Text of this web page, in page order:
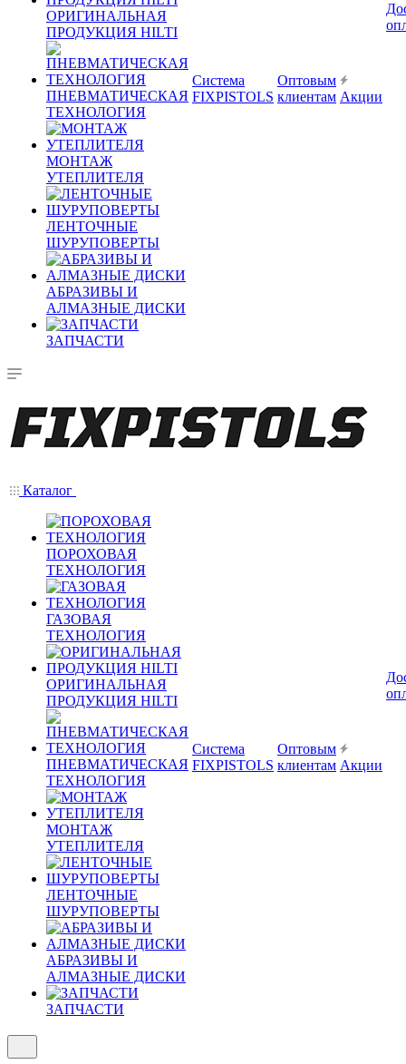
ОРИГИНАЛЬНАЯ
ПРОДУКЦИЯ HILTI
ПНЕВМАТИЧЕСКАЯ
ТЕХНОЛОГИЯ
МОНТАЖ
УТЕПЛИТЕЛЯ
ЛЕНТОЧНЫЕ
ШУРУПОВЕРТЫ
АБРАЗИВЫ И
АЛМАЗНЫЕ ДИСКИ
ЗАПЧАСТИ
Система
FIXPISTOLS
Оптовым
клиентам Акции
Каталог
ПОРОХОВАЯ
ТЕХНОЛОГИЯ
ГАЗОВАЯ
ТЕХНОЛОГИЯ
ОРИГИНАЛЬНАЯ
ПРОДУКЦИЯ HILTI
ПНЕВМАТИЧЕСКАЯ
ТЕХНОЛОГИЯ
МОНТАЖ
УТЕПЛИТЕЛЯ
ЛЕНТОЧНЫЕ
ШУРУПОВЕРТЫ
АБРАЗИВЫ И
АЛМАЗНЫЕ ДИСКИ
ЗАПЧАСТИ
Система
FIXPISTOLS
Оптовым
клиентам Акции